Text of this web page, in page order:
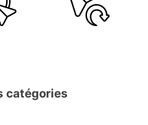
catégories